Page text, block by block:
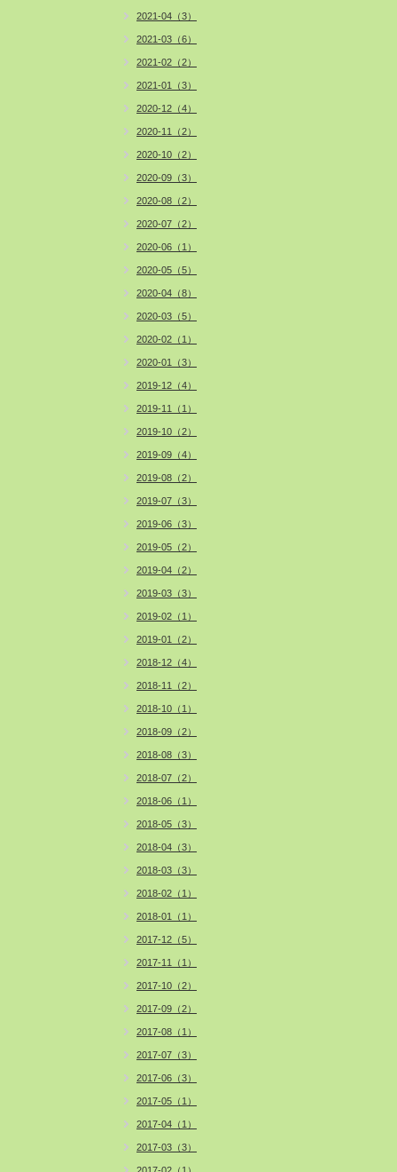
2021-04（3）
2021-03（6）
2021-02（2）
2021-01（3）
2020-12（4）
2020-11（2）
2020-10（2）
2020-09（3）
2020-08（2）
2020-07（2）
2020-06（1）
2020-05（5）
2020-04（8）
2020-03（5）
2020-02（1）
2020-01（3）
2019-12（4）
2019-11（1）
2019-10（2）
2019-09（4）
2019-08（2）
2019-07（3）
2019-06（3）
2019-05（2）
2019-04（2）
2019-03（3）
2019-02（1）
2019-01（2）
2018-12（4）
2018-11（2）
2018-10（1）
2018-09（2）
2018-08（3）
2018-07（2）
2018-06（1）
2018-05（3）
2018-04（3）
2018-03（3）
2018-02（1）
2018-01（1）
2017-12（5）
2017-11（1）
2017-10（2）
2017-09（2）
2017-08（1）
2017-07（3）
2017-06（3）
2017-05（1）
2017-04（1）
2017-03（3）